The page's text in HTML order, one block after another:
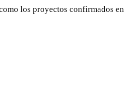
los proyectos confirmados en